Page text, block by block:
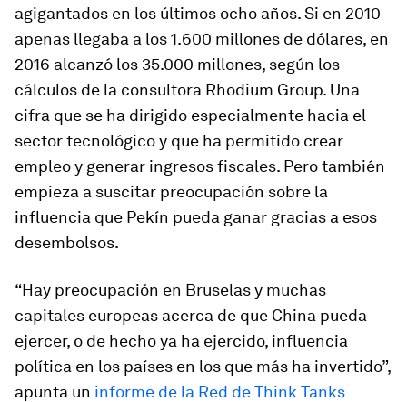
agigantados en los últimos ocho años. Si en 2010
apenas llegaba a los 1.600 millones de dólares, en
2016 alcanzó los 35.000 millones, según los
cálculos de la consultora Rhodium Group. Una
cifra que se ha dirigido especialmente hacia el
sector tecnológico y que ha permitido crear
empleo y generar ingresos fiscales. Pero también
empieza a suscitar preocupación sobre la
influencia que Pekín pueda ganar gracias a esos
desembolsos.
“Hay preocupación en Bruselas y muchas
capitales europeas acerca de que China pueda
ejercer, o de hecho ya ha ejercido, influencia
política en los países en los que más ha invertido”,
apunta un informe de la Red de Think Tanks